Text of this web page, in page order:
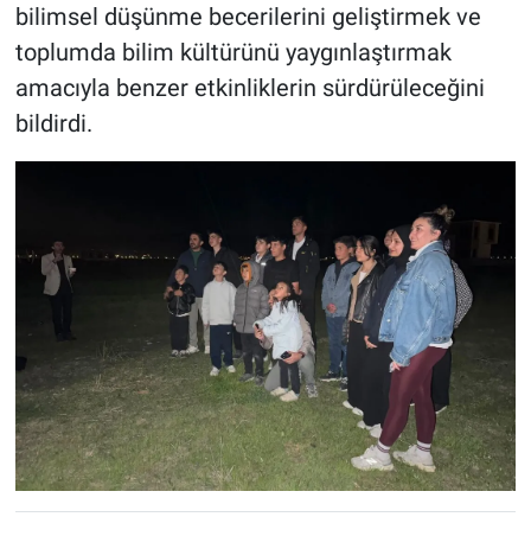
bilimsel düşünme becerilerini geliştirmek ve
toplumda bilim kültürünü yaygınlaştırmak
amacıyla benzer etkinliklerin sürdürüleceğini
bildirdi.